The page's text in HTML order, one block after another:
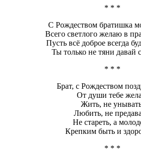
* * *
С Рождеством братишка
Всего светлого желаю в
Пусть всё доброе всегда
Ты только не тяни давай
* * *
Брат, с Рождеством
От души тебе
Жить, не
Любить, не
Не стареть, а
Крепким быть и
* * *